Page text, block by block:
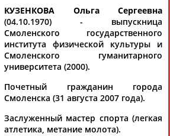
Расширенный поиск
Мария
АБАКУМОВА
АБАЛАКИНА
КУЗЕНКОВА Ольга Сергеевна
(04.10.1970) - выпускница
Смоленского государственного
института физической культуры и
Смоленского гуманитарного
университета (2000).
Почетный гражданин города
Смоленска (31 августа 2007 года).
Заслуженный мастер спорта (легкая
атлетика, метание молота).